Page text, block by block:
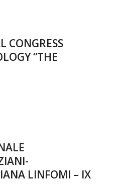
CONGRESS
“THE
LINFOMI – IX